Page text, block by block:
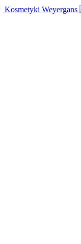
Kosmetyki Weyergans